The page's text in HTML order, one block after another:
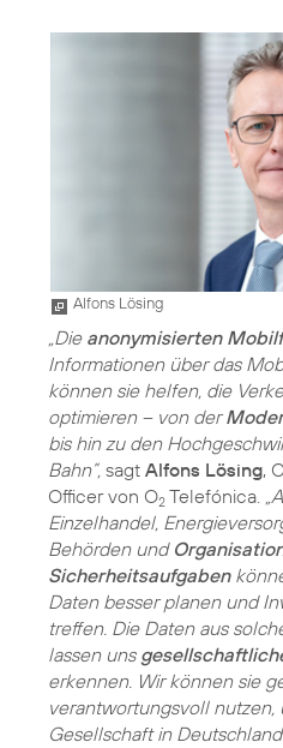
Alfons Lösing
„Die anonymisierten
Informationen über das
können sie helfen, die
optimieren – von der
bis hin zu den
Bahn”, sagt Alfons Lösing,
Officer von O2 Telefónica.
Einzelhandel,
Behörden und
Sicherheitsaufgaben
Daten besser planen und
treffen. Die Daten aus
lassen uns
erkennen. Wir können sie
verantwortungsvoll nutzen,
Gesellschaft in